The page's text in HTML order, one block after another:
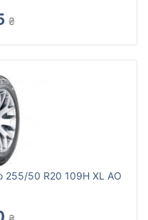
₴
255/50 R20 109H XL AO